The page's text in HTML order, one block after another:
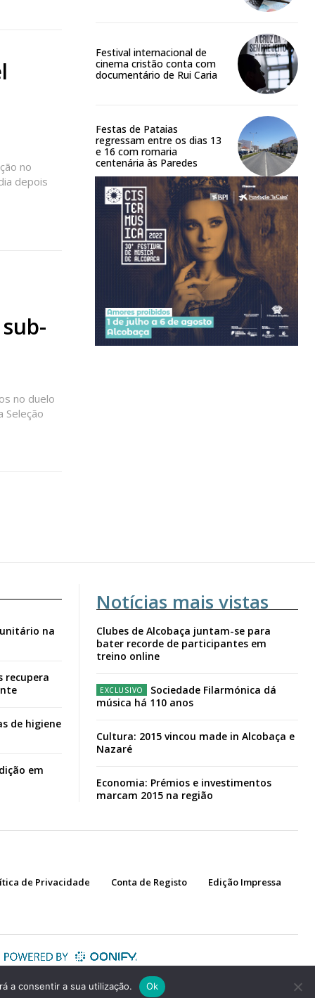
no
depois
no duelo
Seleção
Festival internacional de
cinema cristão conta com
documentário de Rui Caria
Festas de Pataias
regressam entre os dias 13
e 16 com romaria
centenária às Paredes
na
recupera
de higiene
em
Notícias mais vistas
Clubes de Alcobaça juntam-se para
bater recorde de participantes em
treino online
Sociedade Filarmónica dá
música há 110 anos
Cultura: 2015 vincou made in Alcobaça e
Nazaré
Economia: Prémios e investimentos
marcam 2015 na região
de Privacidade Conta de Registo Edição Impressa
a consentir a sua utilização. Ok